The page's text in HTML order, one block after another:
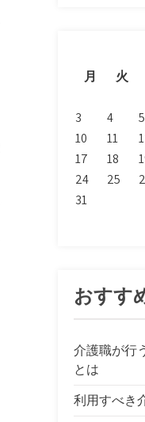
月
火
3
4 5
10
11
17
18
24
25
31
おすす
介護職が行
とは
利用すべき